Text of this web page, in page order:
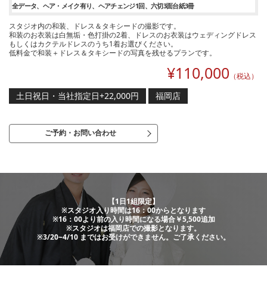
全データ
ヘア・メイク有り ヘアチェンジ1回 六切3面台紙3冊
スタジオ内の和装、ドレス＆タキシードの撮影です。
和装のお衣装は白無垢・色打掛の2着、ドレスのお衣装はウェディングドレス
もしくはカクテルドレスのうち1着お選びください。
低料金で和装＋ドレス＆タキシードの写真を残せるプランです。
¥110,000 （税込）
土日祝日・当社指定日+22,000円 福岡店
ご予約・お問い合わせ
【1日1組限定】
※スタジオ入り時間は16：00からとなります
※16：00より前の入り時間になる場合￥5,500追加
※スタジオは福岡店での撮影となります。
※3/20~4/10 まではお受けができません。ご了承ください。